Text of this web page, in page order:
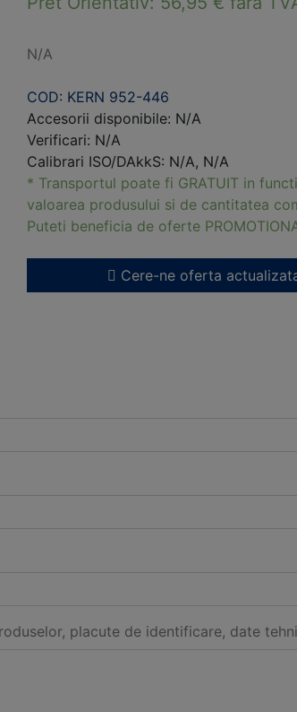
N/A
COD: KERN 952-446
Accesorii disponibile: N/A
Verificari: N/A
Calibrari ISO/DAkkS: N/A, N/A
* Transportul poate fi GRATUIT in
valoarea produsului si de cantitatea
Puteti beneficia de oferte
Cere-ne oferta
placute de identificare, date